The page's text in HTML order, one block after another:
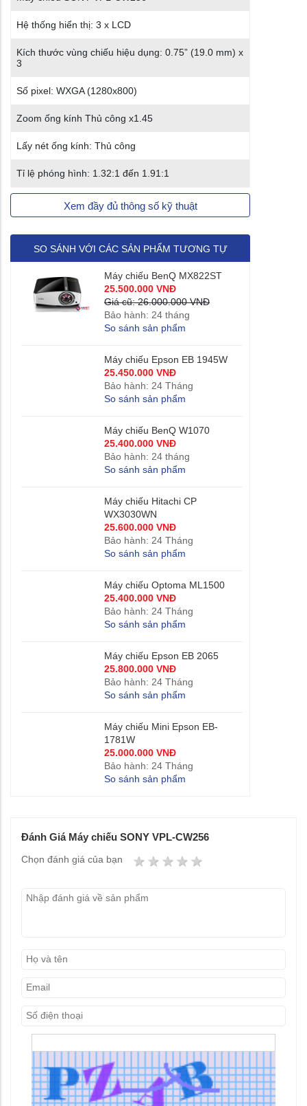
Hệ thống hiển thị: 3 x LCD
Kích thước vùng chiếu hiệu dụng: 0.75” (19.0 mm) x
3
Số pixel: WXGA (1280x800)
Zoom ống kính Thủ công x1.45
Lấy nét ống kính: Thủ công
Tỉ lệ phóng hình: 1.32:1 đến 1.91:1
Xem đầy đủ thông số kỹ thuật
SO SÁNH VỚI CÁC SẢN PHẨM TƯƠNG TỰ
Máy chiếu BenQ MX822ST
25.500.000 VNĐ
Giá cũ: 26.000.000 VNĐ
Bảo hành: 24 tháng
So sánh sản phẩm
Máy chiếu Epson EB 1945W
25.450.000 VNĐ
Bảo hành: 24 Tháng
So sánh sản phẩm
Máy chiếu BenQ W1070
25.400.000 VNĐ
Bảo hành: 24 tháng
So sánh sản phẩm
Máy chiếu Hitachi CP
WX3030WN
25.600.000 VNĐ
Bảo hành: 24 Tháng
So sánh sản phẩm
Máy chiếu Optoma ML1500
25.400.000 VNĐ
Bảo hành: 24 Tháng
So sánh sản phẩm
Máy chiếu Epson EB 2065
25.800.000 VNĐ
Bảo hành: 24 Tháng
So sánh sản phẩm
Máy chiếu Mini Epson EB-
1781W
25.000.000 VNĐ
Bảo hành: 24 Tháng
So sánh sản phẩm
Đánh Giá Máy chiếu SONY VPL-CW256
Chọn đánh giá của bạn 4 stars
3 stars
2 stars
1 star